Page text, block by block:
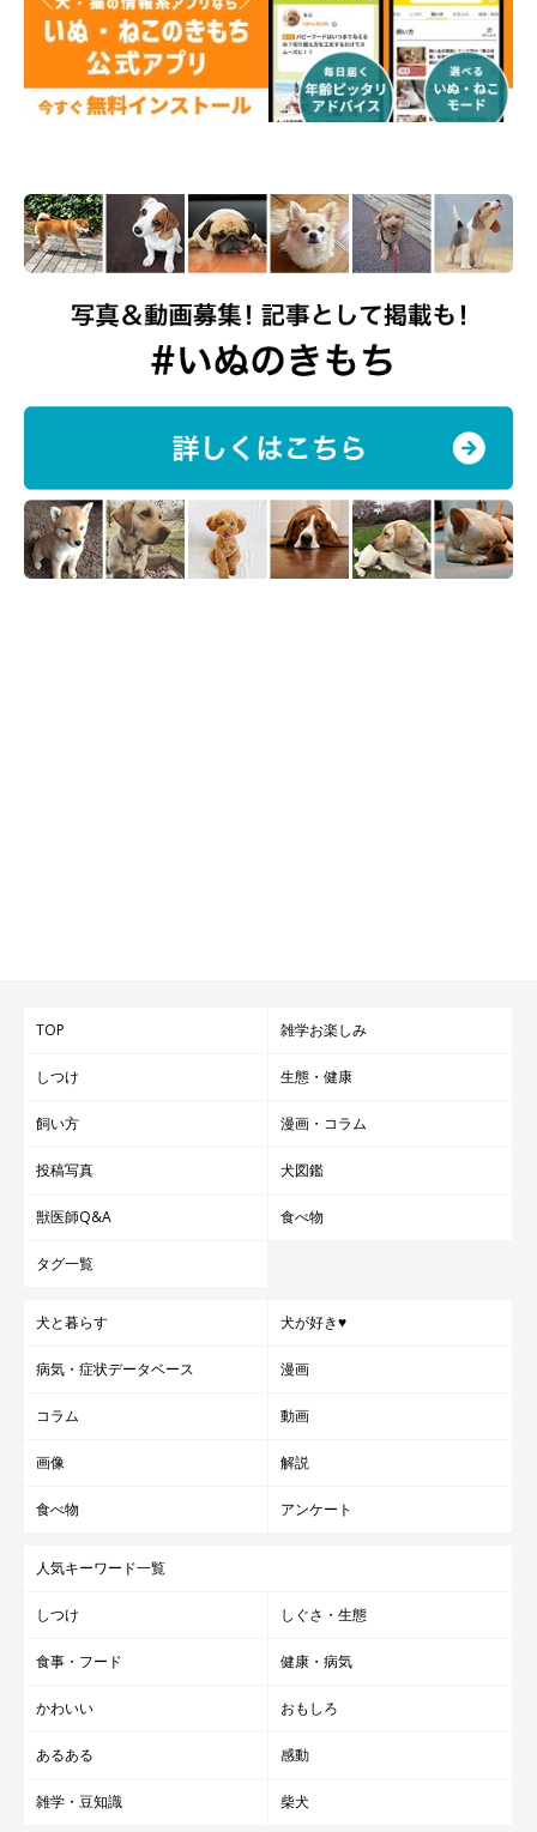
TOP 雑学お楽しみ
しつけ 生態・健康
飼い方 漫画・コラム
投稿写真 犬図鑑
獣医師Q&A 食べ物
タグ一覧
犬と暮らす 犬が好き♥
病気・症状データベース 漫画
コラム 動画
画像 解説
食べ物 アンケート
人気キーワード一覧
しつけ しぐさ・生態
食事・フード 健康・病気
かわいい おもしろ
あるある 感動
雑学・豆知識 柴犬